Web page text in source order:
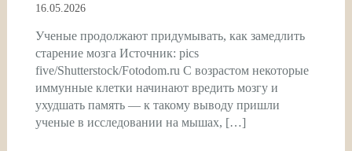
16.05.2026
Ученые продолжают придумывать, как замедлить
старение мозга Источник: pics
five/Shutterstock/Fotodom.ru С возрастом некоторые
иммунные клетки начинают вредить мозгу и
ухудшать память — к такому выводу пришли
ученые в исследовании на мышах, […]